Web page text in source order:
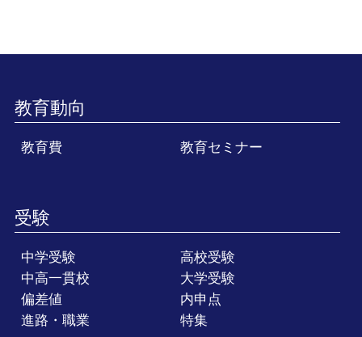
教育動向
教育費 教育セミナー
受験
中学受験
高校受験
中高一貫校
大学受験
偏差値
内申点
進路・職業
特集